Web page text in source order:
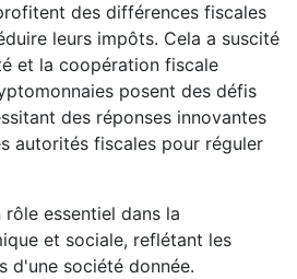
des différences fiscales
leurs impôts. Cela a suscité
et la coopération fiscale
posent des défis
des réponses innovantes
autorités fiscales pour réguler
rôle essentiel dans la
et sociale, reflétant les
d'une société donnée.